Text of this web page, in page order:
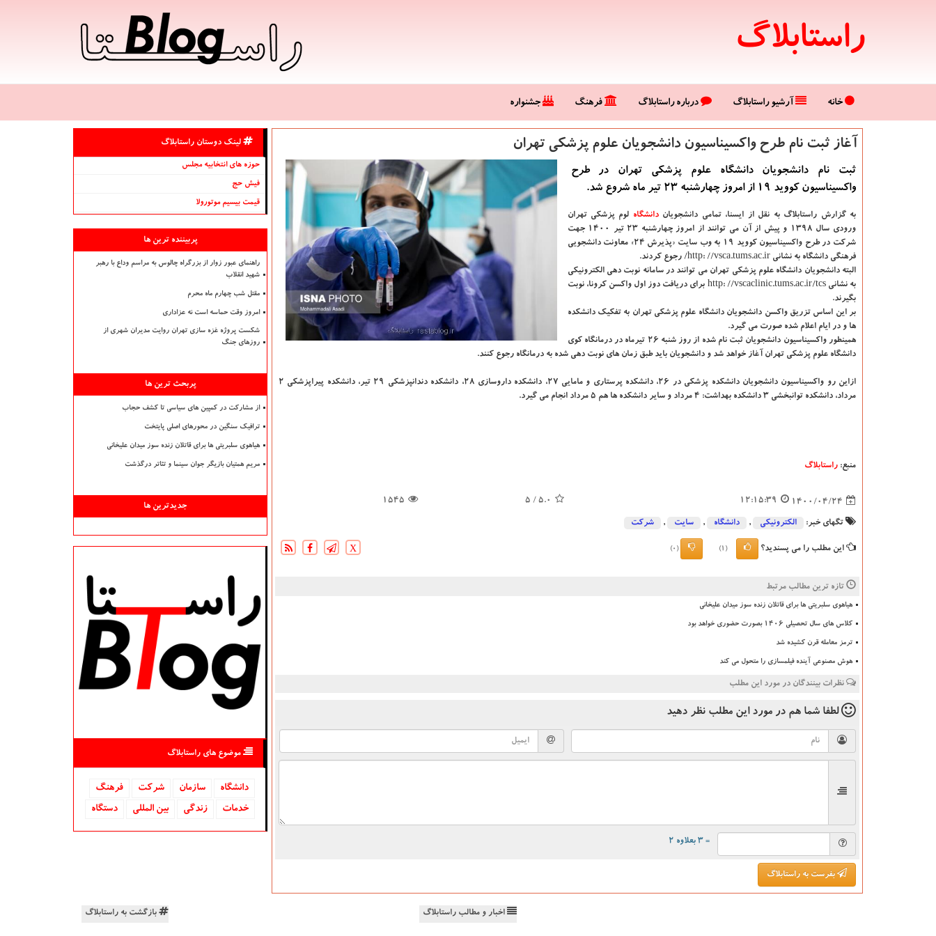
راستابلاگ
خانه آرشیو راستابلاگ درباره راستابلاگ فرهنگ جشنواره
آغاز ثبت نام طرح واكسیناسیون دانشجویان علوم پزشكی تهران
ثبت نام دانشجویان دانشگاه علوم پزشکی تهران در طرح
واکسیناسیون کووید ۱۹ از امروز چهارشنبه ۲۳ تیر ماه شروع شد.
به گزارش راستابلاگ به نقل از ایسنا،تمامی دانشجویاندانشگاه‌ لوم پزشکی تهران
ورودی سال ۱۳۹۸ و پیش از آن می توانند از امروز چهارشنبه ۲۳ تیر ۱۴۰۰ جهت
شرکت در طرح واکسیناسیون کووید ۱۹ به وب سایت «پذیرش ۲۴» معاونت دانشجویی
فرهنگی دانشگاه به نشانی http: //vsca.tums.ac.ir/ رجوع کردند.
البته دانشجویان دانشگاه علوم پزشکی تهران می توانند در سامانه نوبت دهی الکترونیکی
به نشانی http: //vscaclinic.tums.ac.ir/tcs برای دریافت دوز اول واکسن کرونا، نوبت
بگیرند.
بر این اساس تزریق واکسن دانشجویان دانشگاه علوم پزشکی تهران به تفکیک دانشکده
ها و در ایام اعلام شده صورت می گیرد.
همینطور واکسیناسیون دانشجویان ثبت نام شده از روز شنبه ۲۶ تیرماه در درمانگاه کوی
دانشگاه علوم پزشکی تهران آغاز خواهد شد و دانشجویان باید طبق زمان های نوبت دهی شده به درمانگاه رجوع کنند.
ازاین رو واکسیناسیون دانشجویان دانشکده پزشکی در ۲۶، دانشکده پرستاری و مامایی ۲۷، دانشکده داروسازی ۲۸، دانشکده دندانپزشکی ۲۹ تیر، دانشکده پیراپزشکی ۲
مرداد، دانشکده توانبخشی ۳ دانشکده بهداشت: ۴ مرداد و سایر دانشکده ها هم ۵ مرداد انجام می گیرد.
منبع: راستابلاگ
1400/04/24
12:15:39
5.0
/ 5
1545
تگهای خبر: الكترونیكی , دانشگاه‌ , سایت , شركت
این مطلب را می پسندید؟ (1)
(0)
X
تازه ترین مطالب مرتبط
هیاهوی سلبریتی ها برای قاتلان زنده سوز میدان علیخانی
کلاس های سال تحصیلی ۱۴۰۶ بصورت حضوری خواهد بود
ترمز معامله قرن کشیده شد
هوش مصنوعی آینده فیلمسازی را متحول می کند
نظرات بینندگان در مورد این مطلب
لطفا شما هم در مورد این مطلب نظر دهید
= ۳ بعلاوه ۲
بفرست به راستابلاگ
لینک دوستان راستابلاگ
حوزه های انتخابیه مجلس
فیش حج
قیمت بیسیم موتورولا
پربیننده ترین ها
راهنمای عبور زوار از بزرگراه چالوس به مراسم وداع با رهبر
شهید انقلاب
مقتل شب چهارم ماه محرم
امروز وقت حماسه است نه عزاداری
شکست پروژه غزه سازی تهران روایت مدیران شهری از
روزهای جنگ
پربحث ترین ها
از مشارکت در کمپین های سیاسی تا کشف حجاب
ترافیک سنگین در محورهای اصلی پایتخت
هیاهوی سلبریتی ها برای قاتلان زنده سوز میدان علیخانی
مریم همتیان بازیگر جوان سینما و تئاتر درگذشت
جدیدترین ها
موضوع های راستابلاگ
دانشگاه‌ سازمان شركت
فرهنگ
خدمات
زندگی بین المللی دستگاه
اخبار و مطالب راستابلاگ بازگشت به راستابلاگ